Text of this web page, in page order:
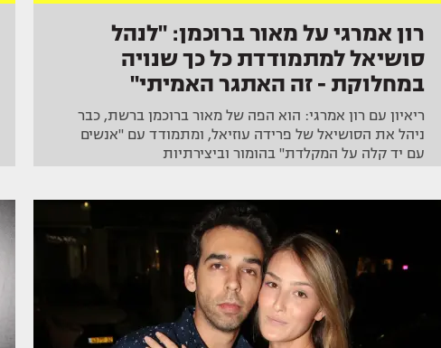
רון אמרגי על מאור ברוכמן: "לנהל
סושיאל למתמודדת כל כך שנויה
במחלוקת - זה האתגר האמיתי"
ריאיון עם רון אמרגי: הוא הפה של מאור ברוכמן ברשת, כבר
ניהל את הסושיאל של פרידה עוזיאל, ומתמודד עם "אנשים
עם יד קלה על המקלדת" בהומור וביצירתיות